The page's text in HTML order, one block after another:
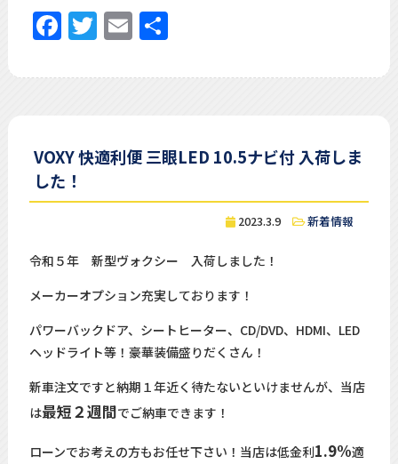
Facebook
Twitter
Email
共
VOXY 快適利便 三眼LED 10.5ナビ付 入荷しま
した！
2023.3.9 新着情報
令和５年 新型ヴォクシー 入荷しました！
メーカーオプション充実しております！
パワーバックドア、シートヒーター、CD/DVD、HDMI、LED
ヘッドライト等！豪華装備盛りだくさん！
新車注文ですと納期１年近く待たないといけませんが、当店
は最短２週間でご納車できます！
ローンでお考えの方もお任せ下さい！当店は低金利1.9%適